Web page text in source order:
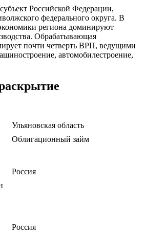
Российской Федерации,
федерального округа. В
региона доминируют
Обрабатывающая
почти четверть ВРП, ведущими
автомобилестроение,
Ульяновская область
Облигационный займ
Россия
Россия